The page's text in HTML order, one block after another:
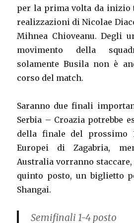
per la prima volta da inizio
realizzazioni di Nicolae
Mihnea Chioveanu. Degli
movimento della
solamente Busila non è
corso del match.
Saranno due finali
Serbia – Croazia potrebbe
della finale del prossimo
Europei di Zagabria,
Australia vorranno
quinto posto, un biglietto
Shangai.
Semifinali 1-4 posto